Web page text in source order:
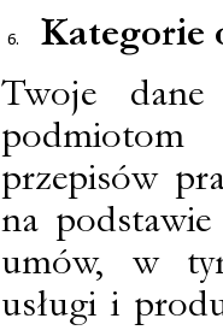
Kategorie
Twoje dane
podmiotom
przepisów
na
umów, w
usługi i